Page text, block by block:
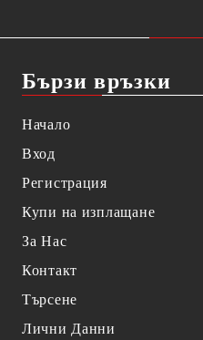
Бързи връзки
Начало
Вход
Регистрация
Купи на изплащане
За Нас
Контакт
Търсене
Лични Данни